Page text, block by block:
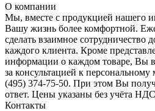
О компании
Мы, вместе с продукцией нашего
Вашу жизнь более комфортной.
сделать взаимное
каждого клиента. Кроме
информации о каждом товаре, Вы
за консультацией к
(495) 374-75-50. При этом Вы
ответ. Цены указаны без учёта
Контакты